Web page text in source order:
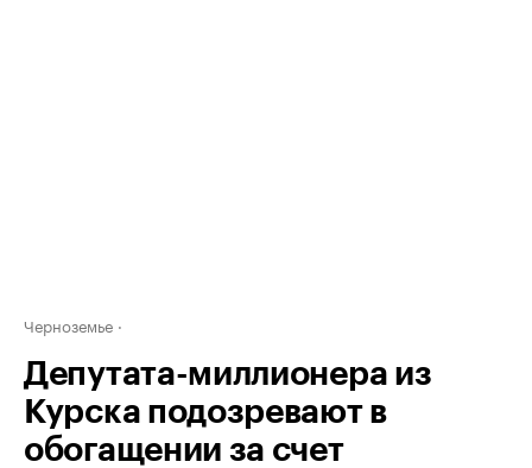
Черноземье
Депутата-миллионера из
Курска подозревают в
обогащении за счет